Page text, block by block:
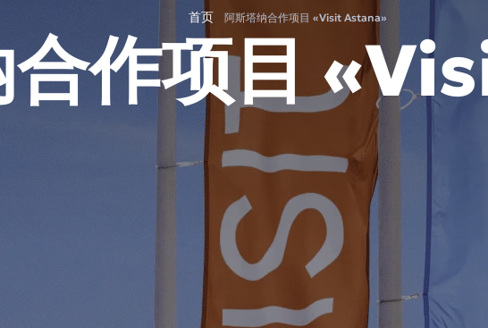
首页 阿斯塔纳合作项目 «Visit Astana»
合作项目